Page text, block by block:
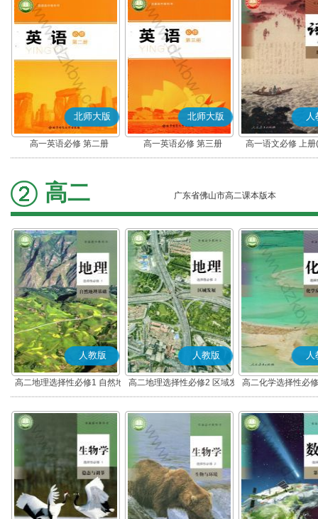
北师大版
高一英语必修 第二册
北师大版
高一英语必修 第三册
人
高一语文必修 上
高二 广东省佛山市高二课本版本
人教版
高二地理选择性必修1 自然地
理基础
人教版
高二地理选择性必修2 区域发
展
人
高二化学选择性必
应原理